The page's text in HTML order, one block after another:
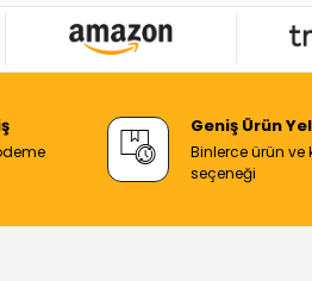
Geniş Ürün
Binlerce ürün
seçeneği